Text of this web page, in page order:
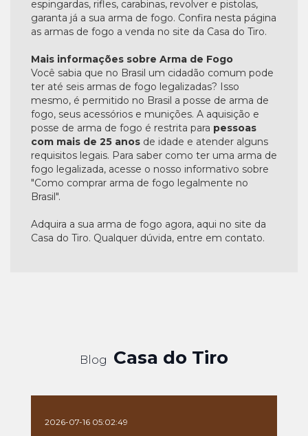
espingardas, rifles, carabinas, revolver e pistolas,
garanta já a sua arma de fogo. Confira nesta página
as armas de fogo a venda no site da Casa do Tiro.
Mais informações sobre Arma de Fogo
Você sabia que no Brasil um cidadão comum pode
ter até seis armas de fogo legalizadas? Isso
mesmo, é permitido no Brasil a posse de arma de
fogo, seus acessórios e munições. A aquisição e
posse de arma de fogo é restrita para pessoas
com mais de 25 anos de idade e atender alguns
requisitos legais. Para saber como ter uma arma de
fogo legalizada, acesse o nosso informativo sobre
"Como comprar arma de fogo legalmente no
Brasil".
Adquira a sua arma de fogo agora, aqui no site da
Casa do Tiro. Qualquer dúvida, entre em contato.
Blog Casa do Tiro
2026-07-16 05:02:49